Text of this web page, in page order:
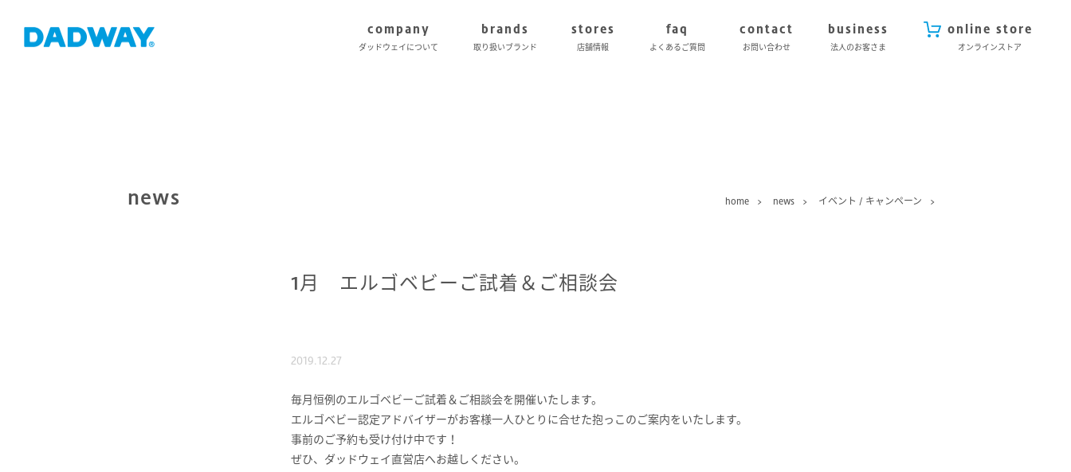
company
ダッドウェイについて
brands
取り扱いブランド
stores
店舗情報
faq
よくあるご質問
contact
お問い合わせ
business
法人のお客さま
online store
オンラインストア
news home news イベント / キャンペーン
1月 エルゴベビーご試着＆ご相談会
2019.12.27
毎月恒例のエルゴベビーご試着＆ご相談会を開催いたします。
エルゴベビー認定アドバイザーがお客様一人ひとりに合せた抱っこのご案内をいたします。
事前のご予約も受け付け中です！
ぜひ、ダッドウェイ直営店へお越しください。